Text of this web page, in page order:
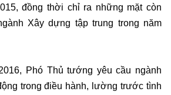
đồng thời chỉ ra những mặt còn
Xây dựng tập trung trong năm
Phó Thủ tướng yêu cầu ngành
trong điều hành, lường trước tình